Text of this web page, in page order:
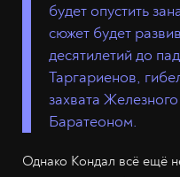
будет опустить
сюжет будет
десятилетий до
Таргариенов,
захвата
Баратеоном.
Однако Кондал всё ещё